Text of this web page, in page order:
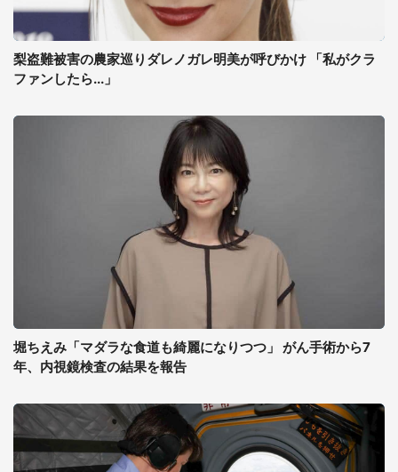
梨盗難被害の農家巡りダレノガレ明美が呼びかけ 「私がクラ
ファンしたら...」
堀ちえみ「マダラな食道も綺麗になりつつ」 がん手術から7
年、内視鏡検査の結果を報告